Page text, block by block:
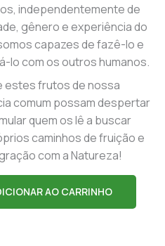
independentemente de
gênero e experiência do
capazes de fazê-lo e
lo com os outros humanos.
estes frutos de nossa
comum possam despertar
quem os lê a buscar
caminhos de fruição e
com a Natureza!
AO CARRINHO